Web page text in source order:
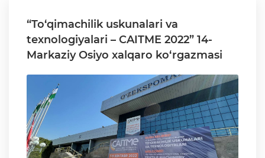
“To‘qimachilik uskunalari va
texnologiyalari – CAITME 2022” 14-
Markaziy Osiyo xalqaro ko‘rgazmasi